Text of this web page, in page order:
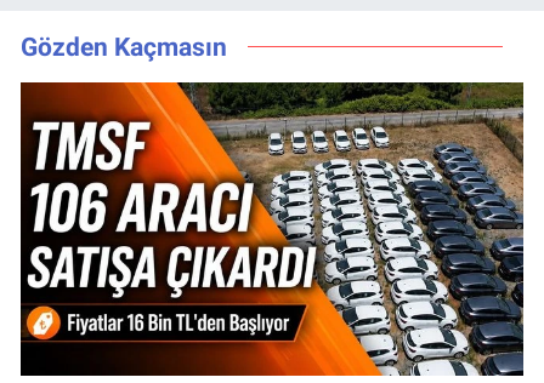
yayınlanacak
Gözden Kaçmasın